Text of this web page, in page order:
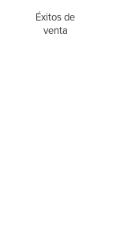
Éxitos de
venta